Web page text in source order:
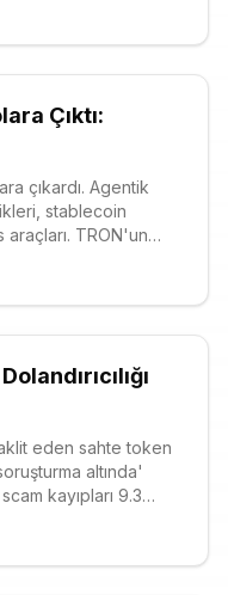
Çıktı:
çıkardı. Agentik
stablecoin
TRON'un
AINFT duyurdu.
eden sahte token
altında'
kayıpları 9.3